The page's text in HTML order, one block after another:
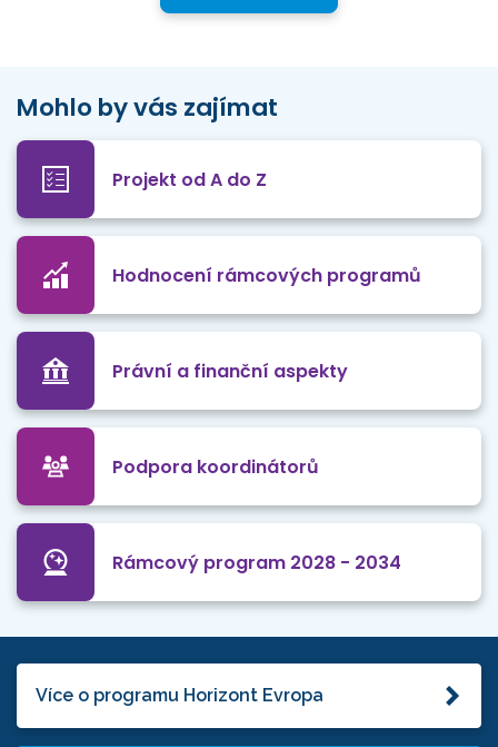
Mohlo by vás zajímat
Projekt od A do Z
Hodnocení rámcových programů
Právní a finanční aspekty
Podpora koordinátorů
Rámcový program 2028 - 2034
Více o programu Horizont Evropa